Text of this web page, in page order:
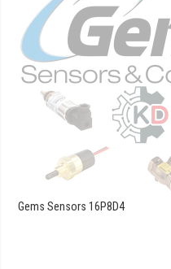
Gems Sensors 16P8D4